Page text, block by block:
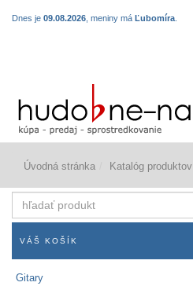
Dnes je 09.08.2026 , meniny má Ľubomíra
Úvodná stránka Katalóg produktov
produkt
VÁŠ KOŠÍK
Gitary